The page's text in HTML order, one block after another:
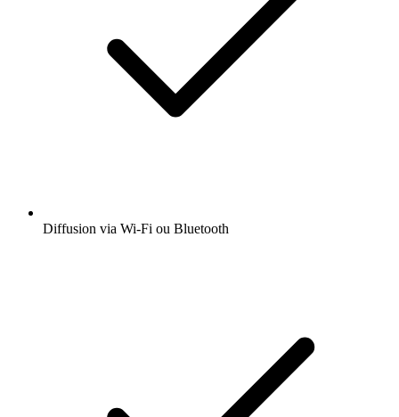
Diffusion via Wi-Fi ou Bluetooth